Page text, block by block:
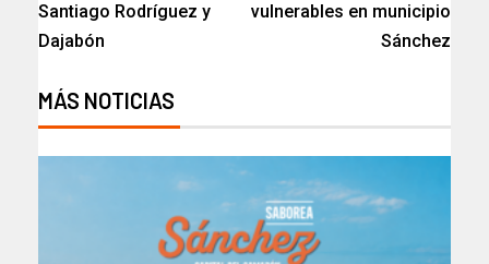
Santiago Rodríguez y
Dajabón
vulnerables en municipio
Sánchez
MÁS NOTICIAS